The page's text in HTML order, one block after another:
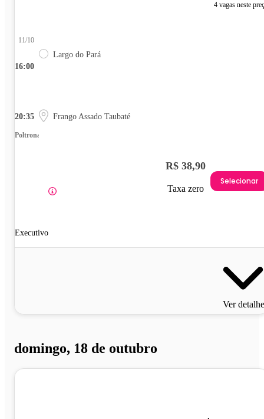
4 vagas neste
16:00
11/10
Largo do Pará
20:35 Frango Assado Taubaté
Poltrona
Executivo
R$ 38,90
Taxa zero
Selecionar
Ver
domingo, 18 de outubro